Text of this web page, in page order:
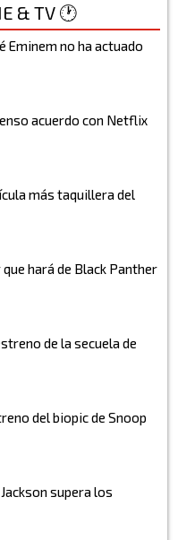
& TV 🕐
Eminem no ha actuado
acuerdo con Netflix
más taquillera del
hará de Black Panther
de la secuela de
del biopic de Snoop
supera los